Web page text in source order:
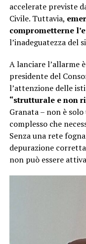
accelerate previste
Civile. Tuttavia,
comprometterne
l’inadeguatezza del
A lanciare l’allarme
presidente del
l’attenzione delle
“strutturale e non
Granata – non è
complesso che
Senza una rete
depurazione
non può essere